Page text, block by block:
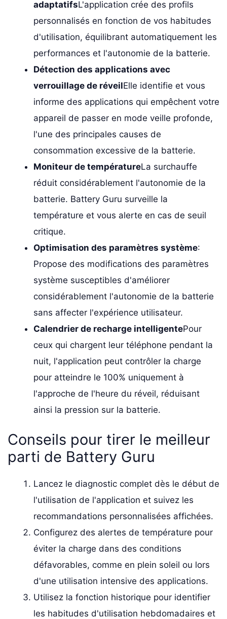
adaptatifsL'application crée des profils
personnalisés en fonction de vos habitudes
d'utilisation, équilibrant automatiquement les
performances et l'autonomie de la batterie.
Détection des applications avec
verrouillage de réveilElle identifie et vous
informe des applications qui empêchent votre
appareil de passer en mode veille profonde,
l'une des principales causes de
consommation excessive de la batterie.
Moniteur de températureLa surchauffe
réduit considérablement l'autonomie de la
batterie. Battery Guru surveille la
température et vous alerte en cas de seuil
critique.
Optimisation des paramètres système:
Propose des modifications des paramètres
système susceptibles d'améliorer
considérablement l'autonomie de la batterie
sans affecter l'expérience utilisateur.
Calendrier de recharge intelligentePour
ceux qui chargent leur téléphone pendant la
nuit, l'application peut contrôler la charge
pour atteindre le 100% uniquement à
l'approche de l'heure du réveil, réduisant
ainsi la pression sur la batterie.
Conseils pour tirer le meilleur
parti de Battery Guru
Lancez le diagnostic complet dès le début de
l'utilisation de l'application et suivez les
recommandations personnalisées affichées.
Configurez des alertes de température pour
éviter la charge dans des conditions
défavorables, comme en plein soleil ou lors
d'une utilisation intensive des applications.
Utilisez la fonction historique pour identifier
les habitudes d'utilisation hebdomadaires et